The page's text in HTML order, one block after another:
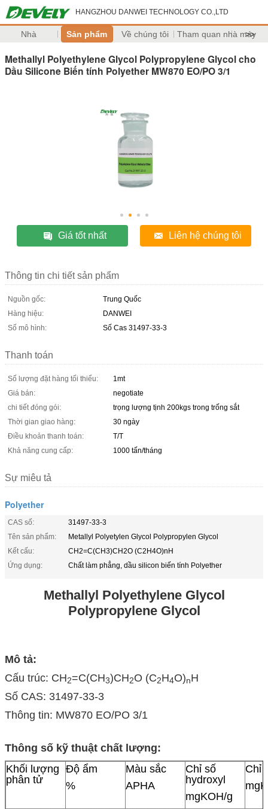
HANGZHOU DANWEI TECHNOLOGY CO.,LTD
Nhà Sản phẩm Về chúng tôi Tham quan nhà máy
>>
Methallyl Polyethylene Glycol Polypropylene Glycol cho
Dầu Silicone Biến tính Polyether MW870 EO/PO 3/1
Giá tốt nhất Liên hệ chúng tôi
Thông tin chi tiết sản phẩm
Nguồn gốc:
Trung Quốc
Hàng hiệu:
DANWEI
Số mô hình:
Số Cas 31497-33-3
Thanh toán
Số lượng đặt hàng tối thiểu:
1mt
Giá bán:
negotiate
chi tiết đóng gói:
trọng lượng tịnh 200kgs trong trống sắt
Thời gian giao hàng:
30 ngày
Điều khoản thanh toán:
T/T
Khả năng cung cấp:
1000 tấn/tháng
Sự miêu tả
Polyether
CAS số:
31497-33-3
Tên sản phẩm:
Metallyl Polyetylen Glycol Polypropylen Glycol
Kết cấu:
CH2=C(CH3)CH2O (C2H4O)nH
Ứng dụng:
Chất làm phẳng, dầu silicon biến tính Polyether
Methallyl Polyethylene Glycol
Polypropylene Glycol
Mô tả:
Cấu trúc: CH2=C(CH3)CH2O (C2H4O)nH
Số CAS: 31497-33-3
Thông tin: MW870 EO/PO 3/1
Thông số kỹ thuật chất lượng:
Khối lượng
phân tử
Độ ẩm
%
Màu sắc
APHA
Chỉ số
hydroxyl
mgKOH/g
Chỉ